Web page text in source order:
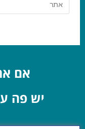
אם
יש פה